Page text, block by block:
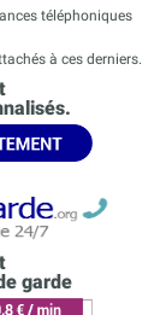
téléphoniques
à ces derniers.
garde